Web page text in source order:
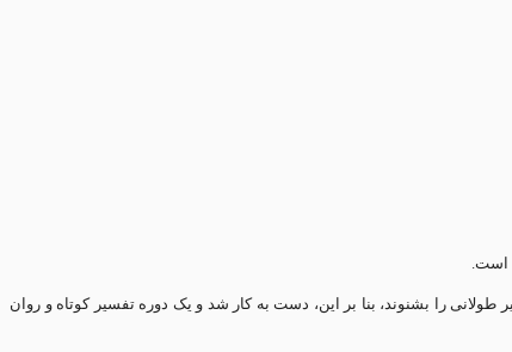
است.
را بشنوند، بنا بر این، دست به کار شد و یک دوره تفسیر کوتاه و روان